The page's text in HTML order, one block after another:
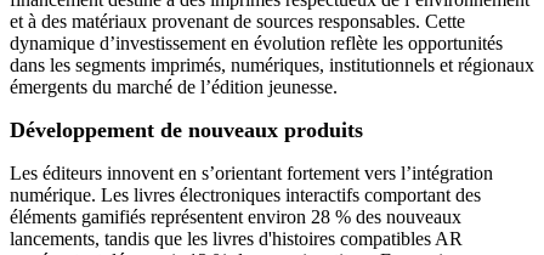
et à des matériaux provenant de sources responsables. Cette
dynamique d’investissement en évolution reflète les opportunités
dans les segments imprimés, numériques, institutionnels et régionaux
émergents du marché de l’édition jeunesse.
Développement de nouveaux produits
Les éditeurs innovent en s’orientant fortement vers l’intégration
numérique. Les livres électroniques interactifs comportant des
éléments gamifiés représentent environ 28 % des nouveaux
lancements, tandis que les livres d'histoires compatibles AR